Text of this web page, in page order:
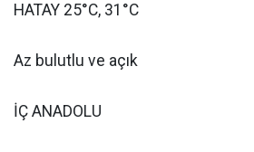
HATAY 25°C, 31°C
Az bulutlu ve açık
İÇ ANADOLU